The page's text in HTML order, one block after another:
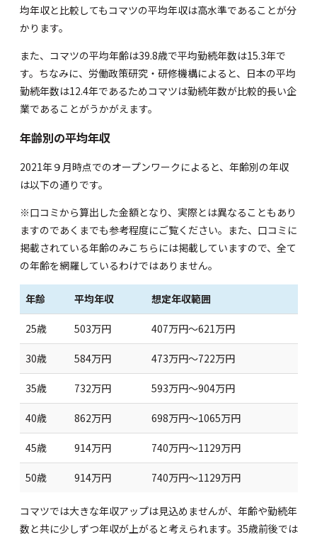
均年収と比較してもコマツの平均年収は高水準であることが分
かります。
また、コマツの平均年齢は39.8歳で平均勤続年数は15.3年で
す。ちなみに、 労働政策研究・研修機構によると、日本の平均
勤続年数は12.4年であるためコマツは勤続年数が比較的長い企
業であることがうかがえます。
年齢別の平均年収
2021年９月時点でのオープンワーク によると、年齢別の年収
は以下の通りです。
※口コミから算出した金額となり、実際とは異なることもあり
ますのであくまでも参考程度にご覧ください。また、口コミに
掲載されている年齢のみこちらには掲載していますので、全て
の年齢を網羅しているわけではありません。
年齢 平均年収 想定年収範囲
25歳 503万円 407万円～621万円
30歳 584万円 473万円～722万円
35歳 732万円 593万円～904万円
40歳 862万円 698万円～1065万円
45歳 914万円 740万円～1129万円
50歳 914万円 740万円～1129万円
コマツでは大きな年収アップは見込めませんが、年齢や勤続年
数と共に少しずつ年収が上がると考えられます。35歳前後では